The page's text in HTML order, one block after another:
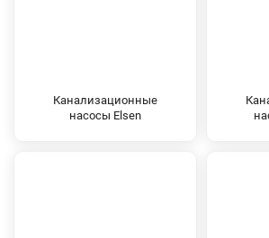
Канализационные
насосы Elsen